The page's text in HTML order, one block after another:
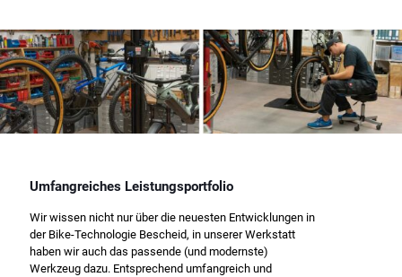
Umfangreiches Leistungsportfolio
Wir wissen nicht nur über die neuesten Entwicklungen in
der Bike-Technologie Bescheid, in unserer Werkstatt
haben wir auch das passende (und modernste)
Werkzeug dazu. Entsprechend umfangreich und